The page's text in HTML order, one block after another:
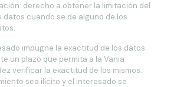
derecho a obtener la limitación del
cuando se de alguno de los
impugne la exactitud de los datos
un plazo que permita a la Vania
verificar la exactitud de los mismos.
sea ilícito y el interesado se